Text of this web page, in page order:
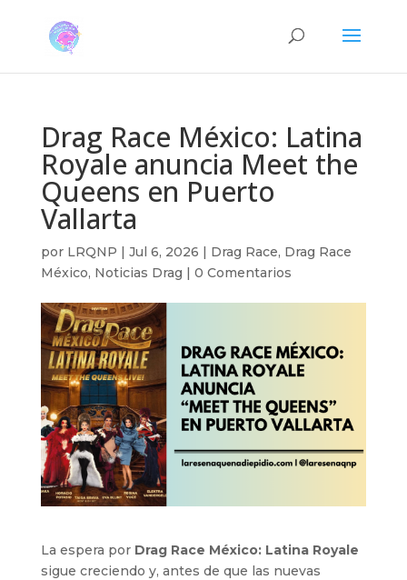
Drag Race México: Latina
Royale anuncia Meet the
Queens en Puerto
Vallarta
por LRQNP | Jul 6, 2026 | Drag Race, Drag Race
México, Noticias Drag | 0 Comentarios
La espera por Drag Race México: Latina Royale
sigue creciendo y, antes de que las nuevas